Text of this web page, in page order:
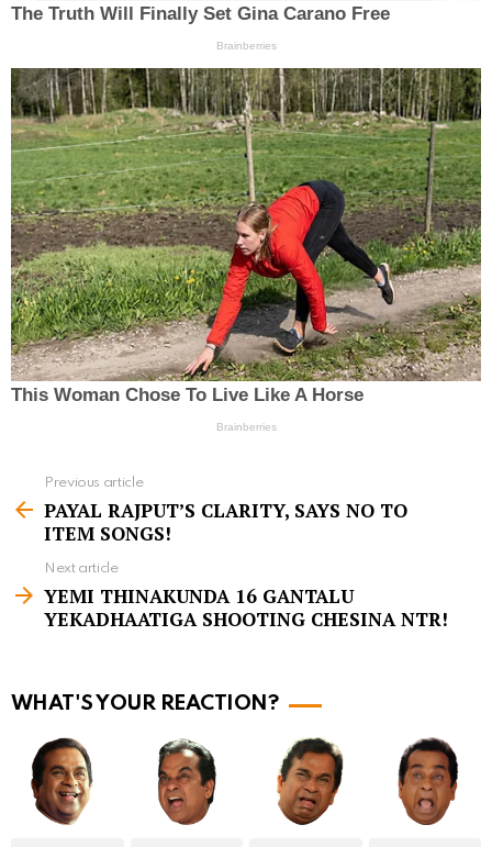
e
m
e
Previous article
PAYAL RAJPUT’S CLARITY, SAYS NO TO
ITEM SONGS!
Next article
YEMI THINAKUNDA 16 GANTALU
YEKADHAATIGA SHOOTING CHESINA NTR!
WHAT'S YOUR REACTION?